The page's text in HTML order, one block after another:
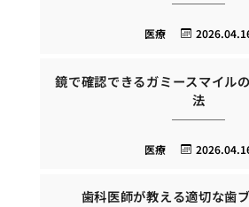
医療
鏡で確認できるガミースマイル
法
医療
歯科医師が教える適切な歯